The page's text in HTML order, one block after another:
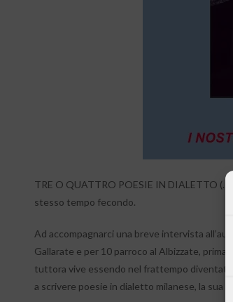
TRE O QUATTRO POESIE IN DIALETTO
stesso tempo fecondo.
Ad accompagnarci una breve intervista
Gallarate e per 10 parroco al Albizzate,
tuttora vive essendo nel frattempo diventato
a scrivere poesie in dialetto milanese, la sua